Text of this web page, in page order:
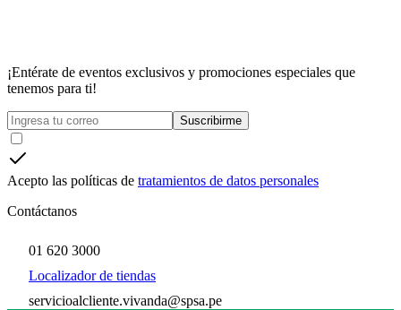
¡Entérate de eventos exclusivos y promociones especiales que
tenemos para ti!
Suscribirme
Acepto las políticas de tratamientos de datos personales
Contáctanos
01 620 3000
Localizador de tiendas
servicioalcliente.vivanda@spsa.pe